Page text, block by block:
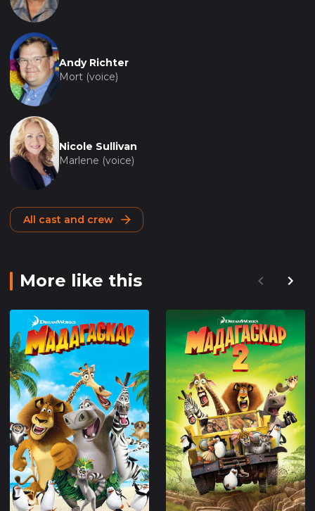
Andy Richter
Mort (voice)
Nicole Sullivan
Marlene (voice)
All cast and crew
More like this